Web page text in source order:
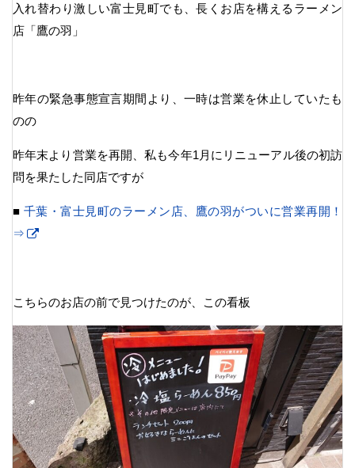
入れ替わり激しい富士見町でも、長くお店を構えるラーメン
店「鷹の羽」
昨年の緊急事態宣言期間より、一時は営業を休止していたも
のの
昨年末より営業を再開、私も今年1月にリニューアル後の初訪
問を果たした同店ですが
■ 千葉・富士見町のラーメン店、鷹の羽がついに営業再開！
⇒
こちらのお店の前で見つけたのが、この看板